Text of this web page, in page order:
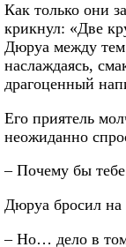
Как только они
крикнул: «Две
Дюруа между
наслаждаясь,
драгоценный
Его приятель
неожиданно
– Почему бы тебе
Дюруа бросил на
– Но… дело в